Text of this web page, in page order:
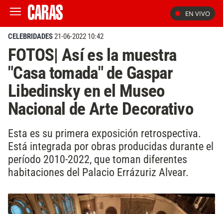
EN VIVO
CELEBRIDADES21-06-2022 10:42
FOTOS| Así es la muestra
"Casa tomada" de Gaspar
Libedinsky en el Museo
Nacional de Arte Decorativo
Esta es su primera exposición retrospectiva.
Está integrada por obras producidas durante el
período 2010-2022, que toman diferentes
habitaciones del Palacio Errázuriz Alvear.